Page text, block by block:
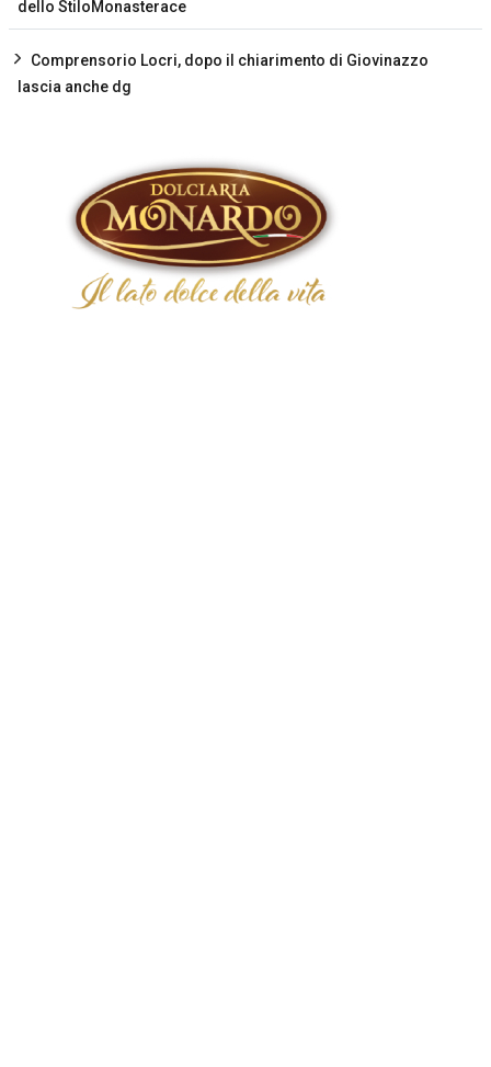
dello StiloMonasterace
Comprensorio Locri, dopo il chiarimento di Giovinazzo
lascia anche dg